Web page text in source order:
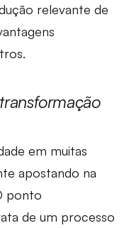
relevante de
em muitas
apostando na
ponto
de um processo